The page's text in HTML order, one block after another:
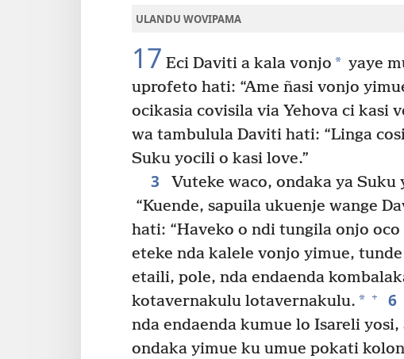
ULANDU WOVIPAMA
17 Eci Daviti a kala vonjo * yaye
uprofeto hati: “Ame ñasi vonjo
ocikasia covisila via Yehova ci kasi
wa tambulula Daviti hati: “Linga
Suku yocili o kasi love.”
3 Vuteke waco, ondaka ya
“Kuende, sapuila ukuenje wange
hati: “Haveko o ndi tungila onjo
eteke nda kalele vonjo yimue,
etaili, pole, nda endaenda
kotavernakulu lotavernakulu. * + 6
nda endaenda kumue lo Isareli
ondaka yimue ku umue pokati